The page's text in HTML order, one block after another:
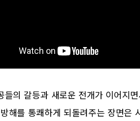
들의 갈등과 새로운 전개가 이어지
해를 통쾌하게 되돌려주는 장면은